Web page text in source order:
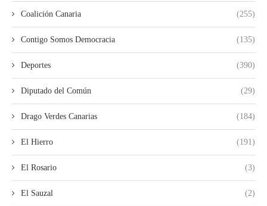
Coalición Canaria (255)
Contigo Somos Democracia (135)
Deportes (390)
Diputado del Común (29)
Drago Verdes Canarias (184)
El Hierro (191)
El Rosario (3)
El Sauzal (2)